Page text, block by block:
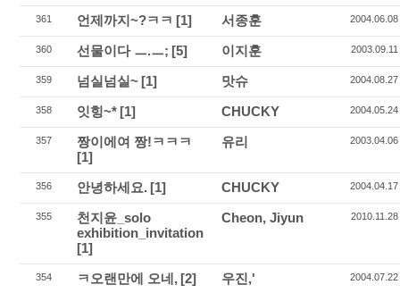
361 언제까지~?ㅋㅋ [1] 서종훈 2004.06.08
360 선물이다 ㅡ.ㅡ; [5] 이지훈 2003.09.11
359 넘실넘실~ [1] 맛슈 2004.08.27
358 잇힝~* [1] CHUCKY 2004.05.24
357
짱이에여 짱!ㅋㅋㅋ
[1]
유리 2003.04.06
356 안녕하세요. [1] CHUCKY 2004.04.17
355
천지윤_solo
exhibition_invitation
[1]
Cheon, Jiyun 2010.11.28
354 ㅋ오랜만에 오네, [2] 우진,' 2004.07.22